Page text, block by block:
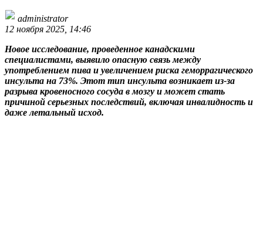
administrator
12 ноября 2025, 14:46
Новое исследование, проведенное канадскими
специалистами, выявило опасную связь между
употреблением пива и увеличением риска геморрагического
инсульта на 73%. Этот тип инсульта возникает из-за
разрыва кровеносного сосуда в мозгу и может стать
причиной серьезных последствий, включая инвалидность и
даже летальный исход.